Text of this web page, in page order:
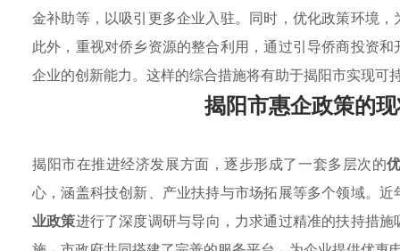
金补助等，以吸引更多企业入驻。同时，优化政策环境
此外，重视对侨乡资源的整合利用，通过引导侨商投资
企业的创新能力。这样的综合措施将有助于揭阳市实现可
揭阳市惠企政策的
揭阳市在推进经济发展方面，逐步形成了一套多层次的
心，涵盖科技创新、产业扶持与市场拓展等多个领域。
业政策进行了深度调研与导向，力求通过精准的扶持措